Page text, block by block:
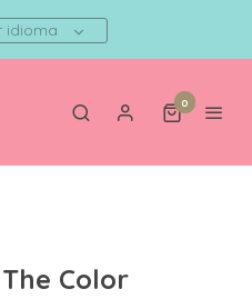
idioma
0
Color